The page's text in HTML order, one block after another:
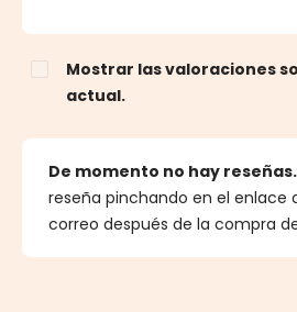
Mostrar las valoraciones
actual.
De momento no hay reseñas.
reseña pinchando en el enlace
correo después de la compra